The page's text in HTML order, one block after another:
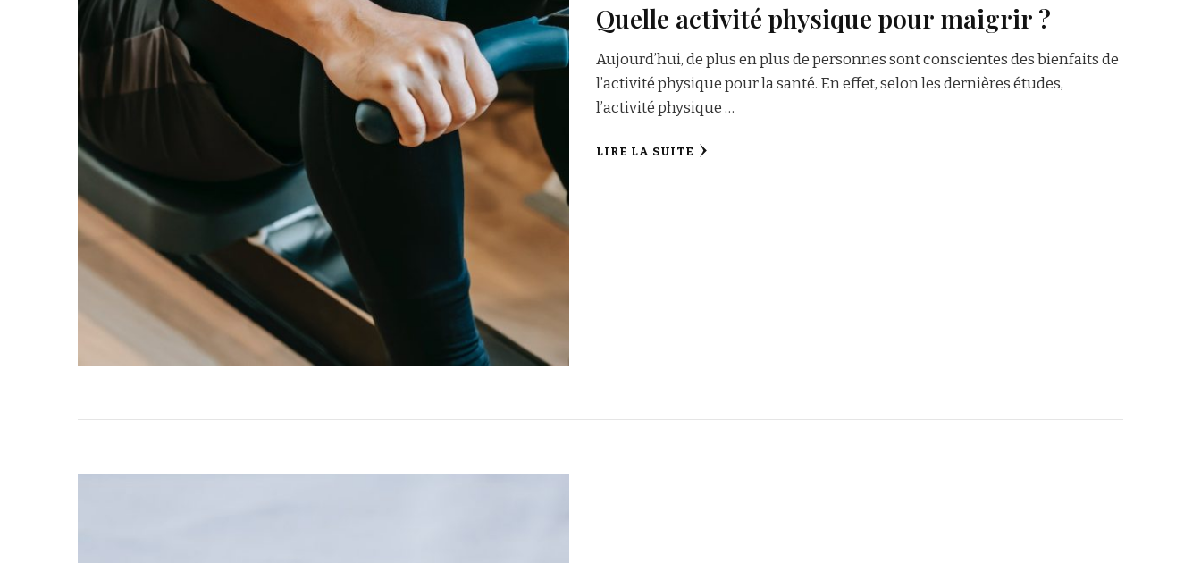
Quelle activité physique pour maigrir ?
Aujourd’hui, de plus en plus de personnes sont conscientes des bienfaits de
l’activité physique pour la santé. En effet, selon les dernières études,
l’activité physique …
LIRE LA SUITE